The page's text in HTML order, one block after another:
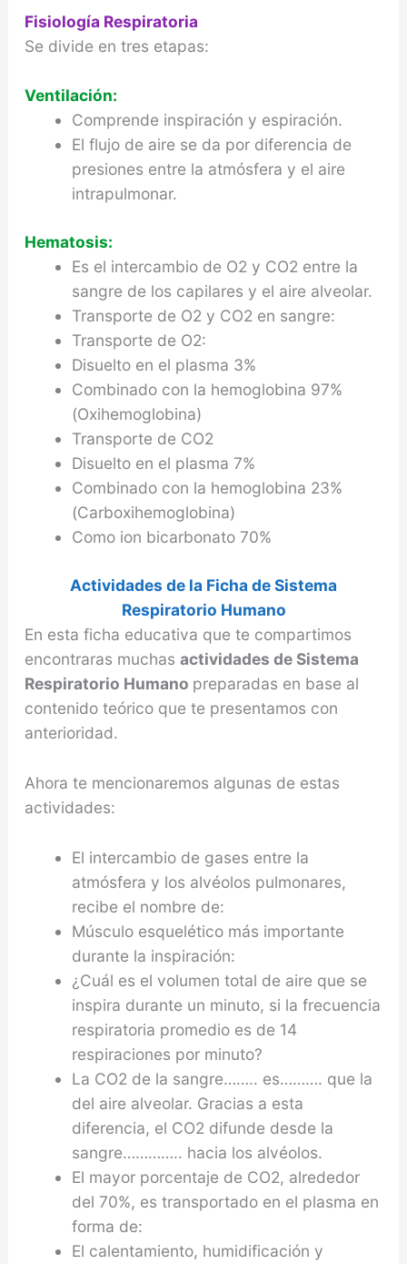
Fisiología Respiratoria
Se divide en tres etapas:
Ventilación:
Comprende inspiración y espiración.
El flujo de aire se da por diferencia de
presiones entre la atmósfera y el aire
intrapulmonar.
Hematosis:
Es el intercambio de O2 y CO2 entre la
sangre de los capilares y el aire alveolar.
Transporte de O2 y CO2 en sangre:
Transporte de O2:
Disuelto en el plasma 3%
Combinado con la hemoglobina 97%
(Oxihemoglobina)
Transporte de CO2
Disuelto en el plasma 7%
Combinado con la hemoglobina 23%
(Carboxihemoglobina)
Como ion bicarbonato 70%
Actividades de la Ficha de Sistema
Respiratorio Humano
En esta ficha educativa que te compartimos
encontraras muchas actividades de Sistema
Respiratorio Humano preparadas en base al
contenido teórico que te presentamos con
anterioridad.
Ahora te mencionaremos algunas de estas
actividades:
El intercambio de gases entre la
atmósfera y los alvéolos pulmonares,
recibe el nombre de:
Músculo esquelético más importante
durante la inspiración:
¿Cuál es el volumen total de aire que se
inspira durante un minuto, si la frecuencia
respiratoria promedio es de 14
respiraciones por minuto?
La CO2 de la sangre…….. es………. que la
del aire alveolar. Gracias a esta
diferencia, el CO2 difunde desde la
sangre………….. hacia los alvéolos.
El mayor porcentaje de CO2, alrededor
del 70%, es transportado en el plasma en
forma de:
El calentamiento, humidificación y